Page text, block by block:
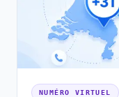
NUMÉRO VIRTUEL